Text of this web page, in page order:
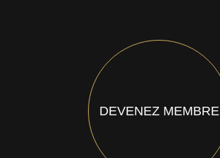
DEVENEZ MEMBRE